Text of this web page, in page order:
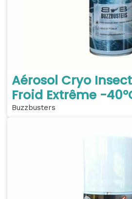
Aérosol Cryo
Froid Extrême -
Buzzbusters